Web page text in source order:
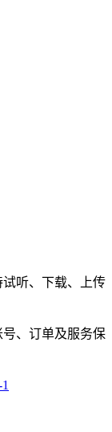
听、下载、上传
号、订单及服务保